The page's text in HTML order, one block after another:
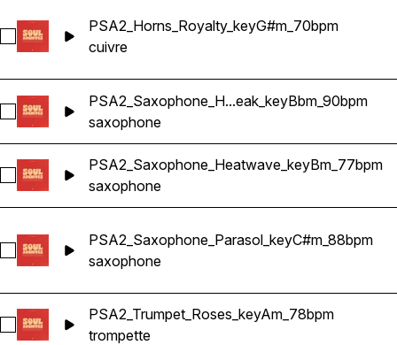
Sélectionnez PSA2_Horns_Royalty_keyG#m_70bpm
PSA2_Horns_Royalty_keyG#m_70bpm
cuivre
Sélectionnez PSA2_Saxophone_Heartbreak_keyBbm_90bpm
PSA2_Saxophone_H...eak_keyBbm_90bpm
saxophone
Sélectionnez PSA2_Saxophone_Heatwave_keyBm_77bpm
PSA2_Saxophone_Heatwave_keyBm_77bpm
saxophone
Sélectionnez PSA2_Saxophone_Parasol_keyC#m_88bpm
PSA2_Saxophone_Parasol_keyC#m_88bpm
saxophone
Sélectionnez PSA2_Trumpet_Roses_keyAm_78bpm
PSA2_Trumpet_Roses_keyAm_78bpm
trompette